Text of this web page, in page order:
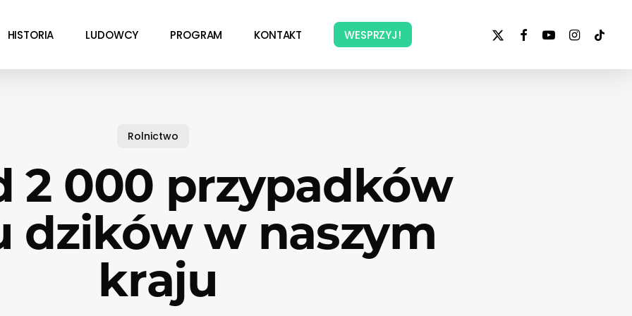
HISTORIA LUDOWCY PROGRAM KONTAKT WESPRZYJ!
x-
facebookyoutubeinstagram
tiktok
Rolnictwo
2 000 przypadków
dzików w naszym
kraju